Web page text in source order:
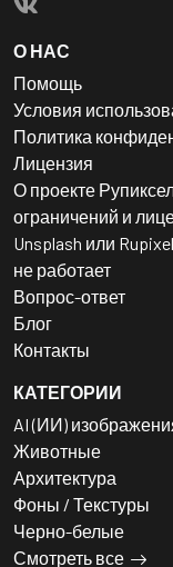
О НАС
Помощь
Условия
Политика
Лицензия
О проекте
ограничений и
Unsplash или
не работает
Вопрос-ответ
Блог
Контакты
КАТЕГОРИИ
AI (ИИ)
Животные
Архитектура
Фоны / Текстуры
Черно-белые
Смотреть все